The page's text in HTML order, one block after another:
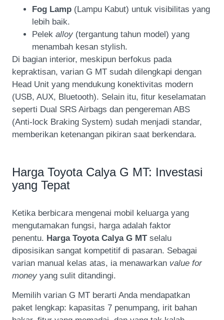
Fog Lamp (Lampu Kabut) untuk visibilitas yang
lebih baik.
Pelek alloy (tergantung tahun model) yang
menambah kesan stylish.
Di bagian interior, meskipun berfokus pada
kepraktisan, varian G MT sudah dilengkapi dengan
Head Unit yang mendukung konektivitas modern
(USB, AUX, Bluetooth). Selain itu, fitur keselamatan
seperti Dual SRS Airbags dan pengereman ABS
(Anti-lock Braking System) sudah menjadi standar,
memberikan ketenangan pikiran saat berkendara.
Harga Toyota Calya G MT: Investasi
yang Tepat
Ketika berbicara mengenai mobil keluarga yang
mengutamakan fungsi, harga adalah faktor
penentu. Harga Toyota Calya G MTselalu
diposisikan sangat kompetitif di pasaran. Sebagai
varian manual kelas atas, ia menawarkan value for
money yang sulit ditandingi.
Memilih varian G MT berarti Anda mendapatkan
paket lengkap: kapasitas 7 penumpang, irit bahan